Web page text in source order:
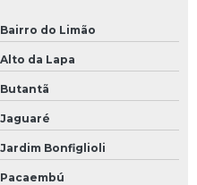
Bairro do Limão
Alto da Lapa
Butantã
Jaguaré
Jardim Bonfiglioli
Pacaembú